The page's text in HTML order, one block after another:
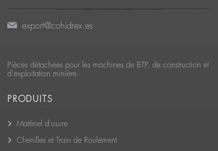
export@cohidrex.es
Pièces détachées pour les machines de BTP, de construction et
d'exploitation minière.
PRODUITS
Matériel d'usure
Chenilles et Train de Roulement